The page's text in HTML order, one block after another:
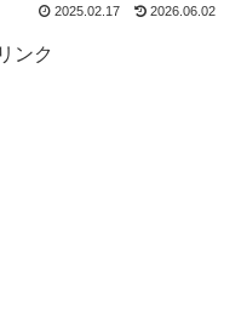
2025.02.17 2026.06.02
ンク